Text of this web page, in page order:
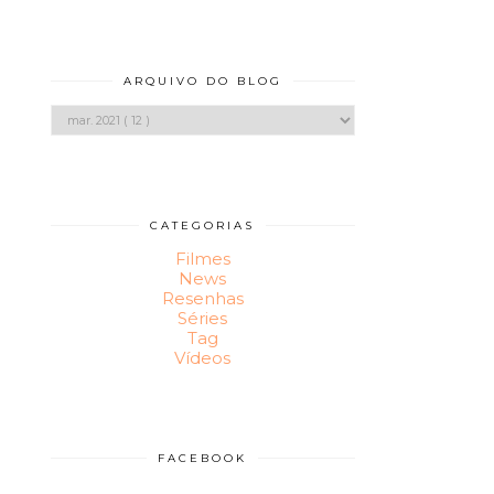
ARQUIVO DO BLOG
CATEGORIAS
Filmes
News
Resenhas
Séries
Tag
Vídeos
FACEBOOK